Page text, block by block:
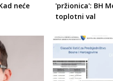
neće
'pržionica': BH
toplotni val